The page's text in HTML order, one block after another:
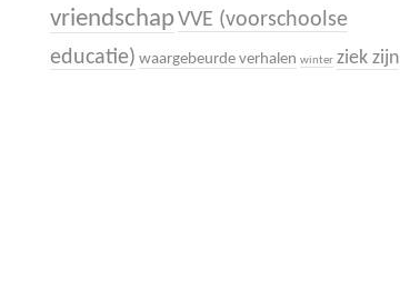
vriendschapVVE (voorschoolse
educatie) waargebeurde verhalen winter ziek zijn